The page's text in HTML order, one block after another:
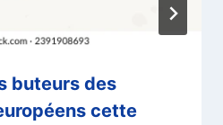
buteurs des
cette